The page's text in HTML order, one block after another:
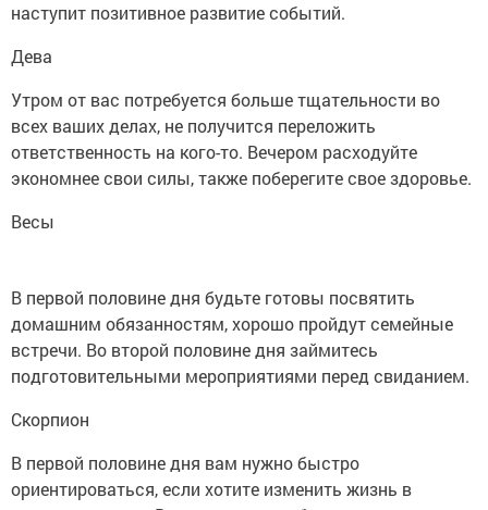
наступит позитивное развитие событий.
Дева
Утром от вас потребуется больше тщательности во
всех ваших делах, не получится переложить
ответственность на кого-то. Вечером расходуйте
экономнее свои силы, также поберегите свое здоровье.
Весы
В первой половине дня будьте готовы посвятить
домашним обязанностям, хорошо пройдут семейные
встречи. Во второй половине дня займитесь
подготовительными мероприятиями перед свиданием.
Скорпион
В первой половине дня вам нужно быстро
ориентироваться, если хотите изменить жизнь в